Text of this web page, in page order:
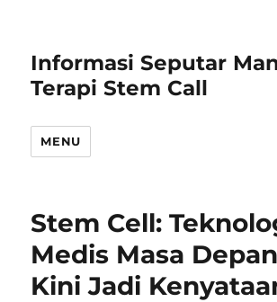
Informasi Seputar
Terapi Stem Call
MENU
Stem Cell:
Medis Masa
Kini Jadi